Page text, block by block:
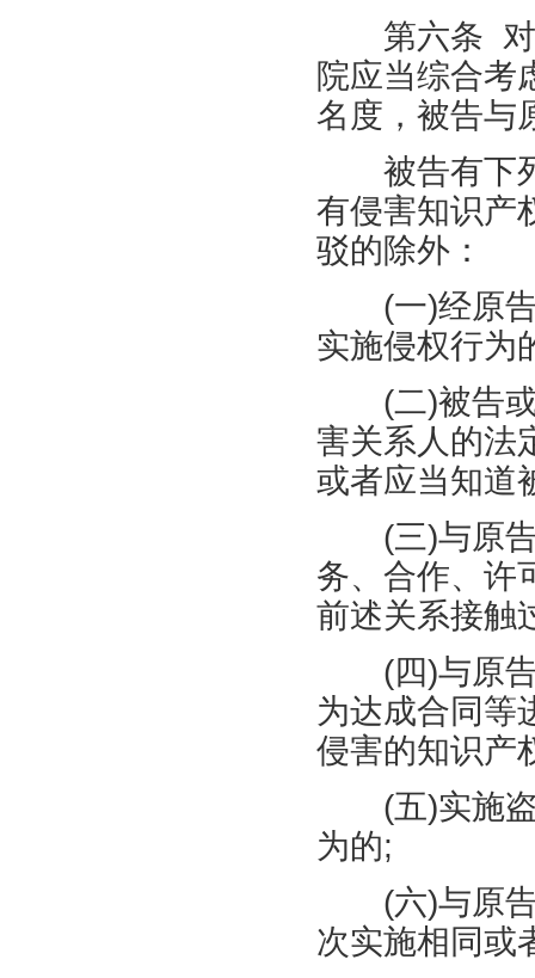
第六条
院应当综合考
名度，被告与
被告有下列
有侵害知识产
驳的除外：
(一)经原
实施侵权行为
(二)被告
害关系人的法
或者应当知道
(三)与原
务、合作、许
前述关系接触
(四)与原
为达成合同等
侵害的知识产
(五)实施
为的;
(六)与原
次实施相同或